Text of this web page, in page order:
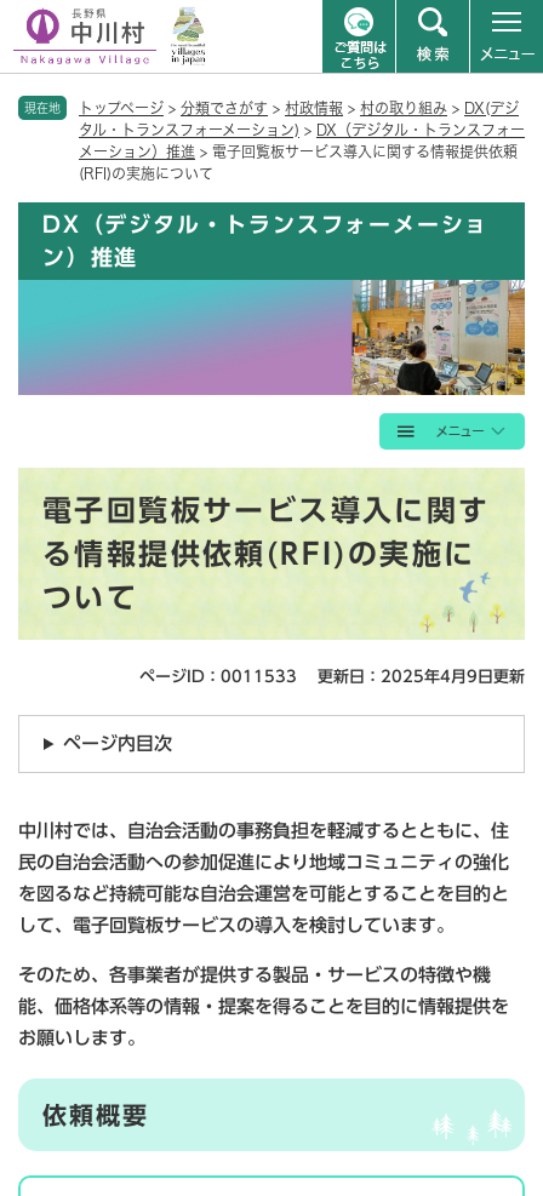
現在地 トップページ > 分類でさがす > 村政情報 > 村の取り組み > DX(デジ
タル・トランスフォーメーション) > DX（デジタル・トランスフォー
メーション）推進 > 電子回覧板サービス導入に関する情報提供依頼
(RFI)の実施について
DX（デジタル・トランスフォーメーショ
ン）推進
電子回覧板サービス導入に関す
る情報提供依頼(RFI)の実施に
ついて
ページID：0011533 更新日：2025年4月9日更新
ページ内目次
中川村では、自治会活動の事務負担を軽減するとともに、住
民の自治会活動への参加促進により地域コミュニティの強化
を図るなど持続可能な自治会運営を可能とすることを目的と
して、電子回覧板サービスの導入を検討しています。
そのため、各事業者が提供する製品・サービスの特徴や機
能、価格体系等の情報・提案を得ることを目的に情報提供を
お願いします。
依頼概要​